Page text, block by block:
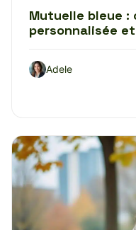
Mutuelle bleue
personnalisée
Adele